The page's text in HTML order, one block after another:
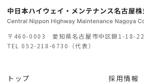
〒460-0003 愛知県名古屋市中区錦1-18-22
TEL 052-218-6730（代表）
トップ 採用情報